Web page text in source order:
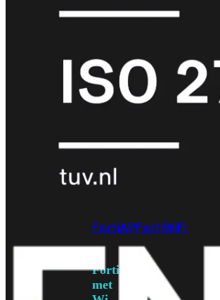
Omgeving
Indoor Outdoor
Alles
FortiAPFortiWiFi
FortiGate
met